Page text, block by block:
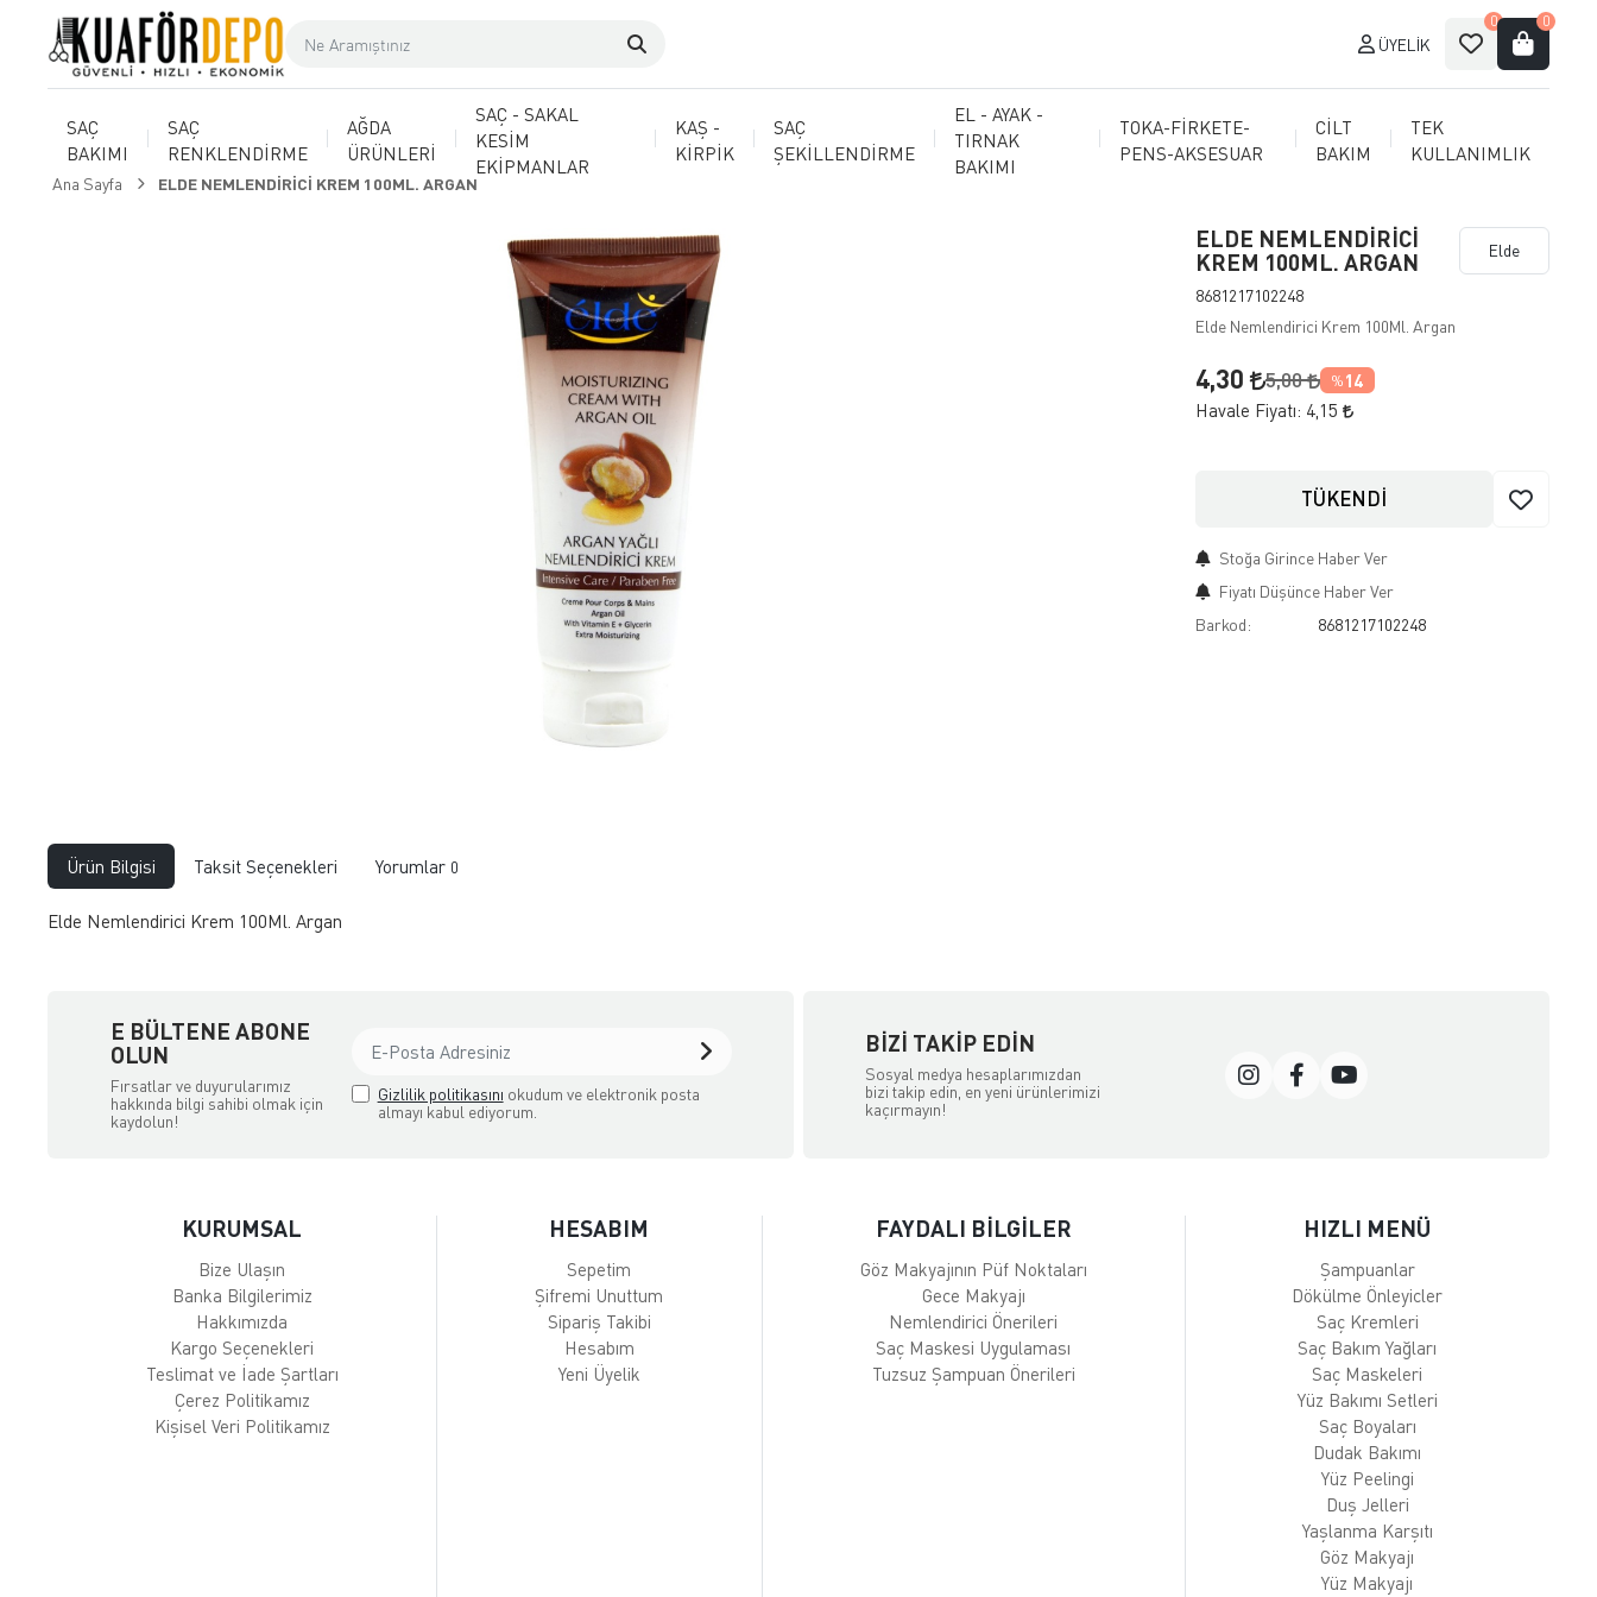
ÜYELIK
0 0
SAÇ
BAKIMI
SAÇ
RENKLENDİRME
AĞDA
ÜRÜNLERİ
SAÇ - SAKAL
KESİM
EKİPMANLAR
KAŞ -
KİRPİK
SAÇ
ŞEKİLLENDİRME
EL - AYAK -
TIRNAK
BAKIMI
TOKA-FİRKETE-
PENS-AKSESUAR
CİLT
BAKIM
TEK
KULLANIMLIK
Ana Sayfa ELDE NEMLENDİRİCİ KREM 100ML. ARGAN
ELDE NEMLENDİRİCİ
KREM 100ML. ARGAN
8681217102248
Elde
Elde Nemlendirici Krem 100Ml. Argan
4,30 5,00 % 14
Havale Fiyatı: 4,15
TÜKENDİ
Stoğa Girince Haber Ver
Fiyatı Düşünce Haber Ver
Barkod:
8681217102248
Ürün Bilgisi Taksit Seçenekleri Yorumlar 0
Elde Nemlendirici Krem 100Ml. Argan
E BÜLTENE ABONE
OLUN
Fırsatlar ve duyurularımız
hakkında bilgi sahibi olmak için
kaydolun!
Gizlilik politikasını okudum ve elektronik posta
almayı kabul ediyorum.
BIZI TAKIP EDIN
Sosyal medya hesaplarımızdan
bizi takip edin, en yeni ürünlerimizi
kaçırmayın!
KURUMSAL
Bize Ulaşın
Banka Bilgilerimiz
Hakkımızda
Kargo Seçenekleri
Teslimat ve İade Şartları
Çerez Politikamız
Kişisel Veri Politikamız
HESABIM
Sepetim
Şifremi Unuttum
Sipariş Takibi
Hesabım
Yeni Üyelik
FAYDALI BİLGİLER
Göz Makyajının Püf Noktaları
Gece Makyajı
Nemlendirici Önerileri
Saç Maskesi Uygulaması
Tuzsuz Şampuan Önerileri
HIZLI MENÜ
Şampuanlar
Dökülme Önleyicler
Saç Kremleri
Saç Bakım Yağları
Saç Maskeleri
Yüz Bakımı Setleri
Saç Boyaları
Dudak Bakımı
Yüz Peelingi
Duş Jelleri
Yaşlanma Karşıtı
Göz Makyajı
Yüz Makyajı